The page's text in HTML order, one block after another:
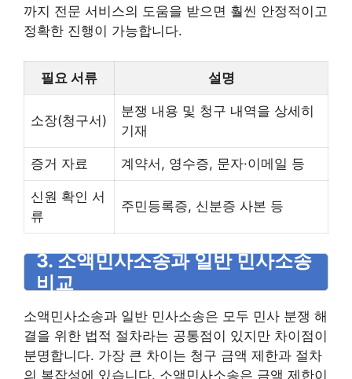
까지 전문 서비스의 도움을 받으면 훨씬 안정적이고
정확한 진행이 가능합니다.
필요 서류 설명
소장(청구서)
분쟁 내용 및 청구 내역을 상세히
기재
증거 자료 계약서, 영수증, 문자·이메일 등
신원 확인 서
류
주민등록증, 신분증 사본 등
3. 소액민사소송과 일반 민사소송
비교
소액민사소송과 일반 민사소송은 모두 민사 분쟁 해
결을 위한 법적 절차라는 공통점이 있지만 차이점이
분명합니다. 가장 큰 차이는 청구 금액 제한과 절차
의 복잡성에 있습니다. 소액민사소송은 금액 제한이